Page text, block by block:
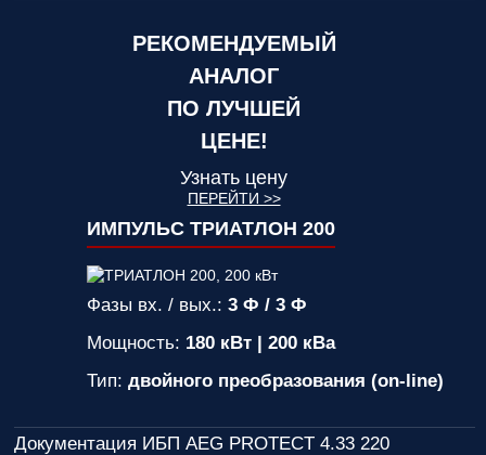
РЕКОМЕНДУЕМЫЙ
АНАЛОГ
ПО ЛУЧШЕЙ
ЦЕНЕ!
Узнать цену
ПЕРЕЙТИ >>
ИМПУЛЬС ТРИАТЛОН 200
Фазы вх. / вых.:3 Ф / 3 Ф
Мощность: 180 кВт | 200 кВа
Тип:двойного преобразования (on-line)
Документация ИБП AEG PROTECT 4.33 220